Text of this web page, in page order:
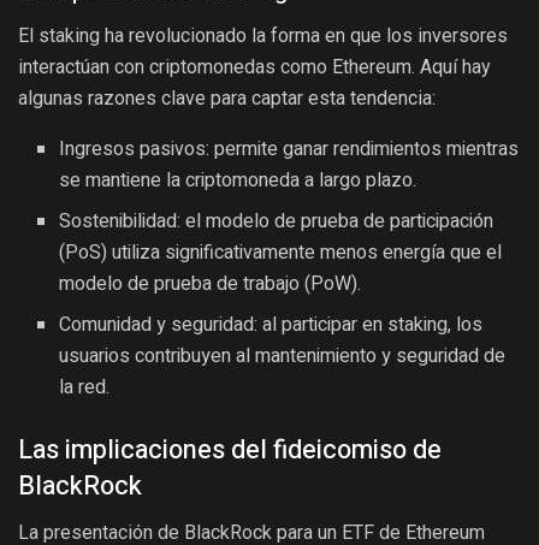
El staking ha revolucionado la forma en que los inversores
interactúan con criptomonedas como Ethereum. Aquí hay
algunas razones clave para captar esta tendencia:
Ingresos pasivos: permite ganar rendimientos mientras
se mantiene la criptomoneda a largo plazo.
Sostenibilidad: el modelo de prueba de participación
(PoS) utiliza significativamente menos energía que el
modelo de prueba de trabajo (PoW).
Comunidad y seguridad: al participar en staking, los
usuarios contribuyen al mantenimiento y seguridad de
la red.
Las implicaciones del fideicomiso de
BlackRock
La presentación de BlackRock para un ETF de Ethereum